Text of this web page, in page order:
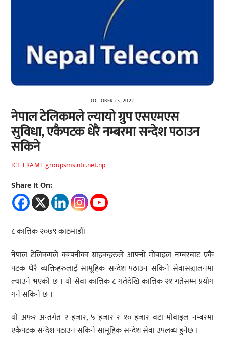
OCTOBER 25, 2022
नेपाल टेलिकमले ल्यायो ग्रुप एसएमएस
सुविधा, एकैपटक धेरै नम्बरमा सन्देश पठाउन
सकिने
ICT FRAMEgroupsms.ntc.net.np
Share It On:
८ कात्तिक २०७९ काठमाडौं।
नेपाल टेलिकमले कम्पनीका ग्राहकहरुले आफ्नो मोबाइल नम्बरबाट एकै
पटक धेरै व्यक्तिहरुलाई सामूहिक सन्देश पठाउन सकिने सेवासञ्चालनमा
ल्याउने भएको छ । यो सेवा कात्तिक ८ गतेदेखि कात्तिक २१ गतेसम्म प्रयोग
गर्न सकिने छ ।
यो अफर अन्तर्गत २ हजार, ५ हजार र १० हजार वटा मोबाइल नम्बरमा
एकैपटक सन्देश पठाउन सकिने सामूहिक सन्देश सेवा उपलब्ध हुनेछ ।